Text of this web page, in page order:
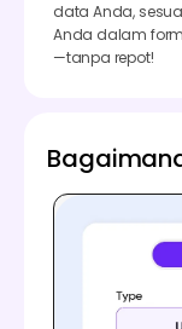
data Anda,
Anda dalam
—tanpa repot!